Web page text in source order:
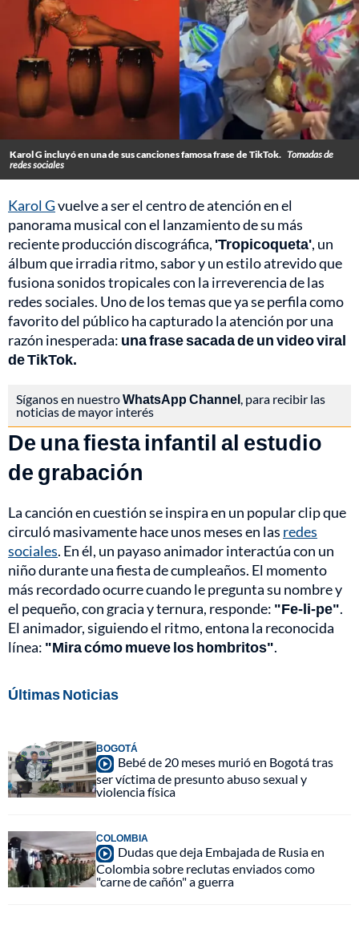
Karol G incluyó en una de sus canciones famosa frase de TikTok. Tomadas de
redes sociales
Karol Gvuelve a ser el centro de atención en el
panorama musical con el lanzamiento de su más
reciente producción discográfica, 'Tropicoqueta', un
álbum que irradia ritmo, sabor y un estilo atrevido que
fusiona sonidos tropicales con la irreverencia de las
redes sociales. Uno de los temas que ya se perfila como
favorito del público ha capturado la atención por una
razón inesperada: una frase sacada de un video viral
de TikTok.
Síganos en nuestroWhatsApp Channel, para recibir las
noticias de mayor interés
De una fiesta infantil al estudio
de grabación
La canción en cuestión se inspira en un popular clip que
circuló masivamente hace unos meses en las redes
sociales. En él, un payaso animador interactúa con un
niño durante una fiesta de cumpleaños. El momento
más recordado ocurre cuando le pregunta su nombre y
el pequeño, con gracia y ternura, responde: "Fe-li-pe".
El animador, siguiendo el ritmo, entona la reconocida
línea: "Mira cómo mueve los hombritos".
Últimas Noticias
BOGOTÁ
Bebé de 20 meses murió en Bogotá tras
ser víctima de presunto abuso sexual y
violencia física
COLOMBIA
Dudas que deja Embajada de Rusia en
Colombia sobre reclutas enviados como
"carne de cañón" a guerra